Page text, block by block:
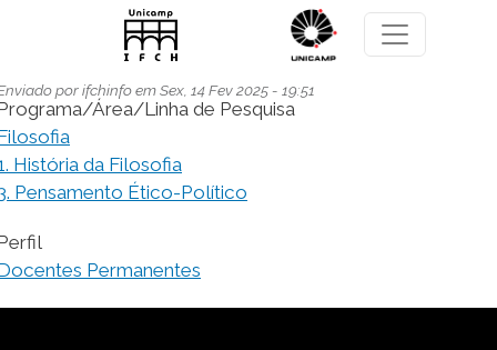
Pular para o conteúdo principal
porifchinfoemSex, 14 Fev 2025 - 19:51
Área/Linha de Pesquisa
História da Filosofia
Pensamento Ético-Político
Permanentes